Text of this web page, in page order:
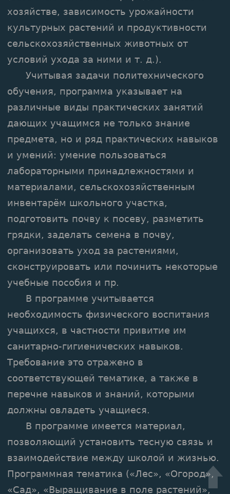
хозяйстве, зависимость урожайности
культурных растений и продуктивности
сельскохозяйственных животных от
условий ухода за ними и т. д.).
Учитывая задачи политехнического
обучения, программа указывает на
различные виды практических занятий
дающих учащимся не только знание
предмета, но и ряд практических навыков
и умений: умение пользоваться
лабораторными принадлежностями и
материалами, сельскохозяйственным
инвентарём школьного участка,
подготовить почву к посеву, разметить
грядки, заделать семена в почву,
организовать уход за растениями,
сконструировать или починить некоторые
учебные пособия и пр.
В программе учитывается
необходимость физического воспитания
учащихся, в частности привитие им
санитарно-гигиенических навыков.
Требование это отражено в
соответствующей тематике, а также в
перечне навыков и знаний, которыми
должны овладеть учащиеся.
В программе имеется материал,
позволяющий установить тесную связь и
взаимодействие между школой и жизнью.
Программная тематика («Лес», «Огород»,
«Сад», «Выращивание в поле растений»,